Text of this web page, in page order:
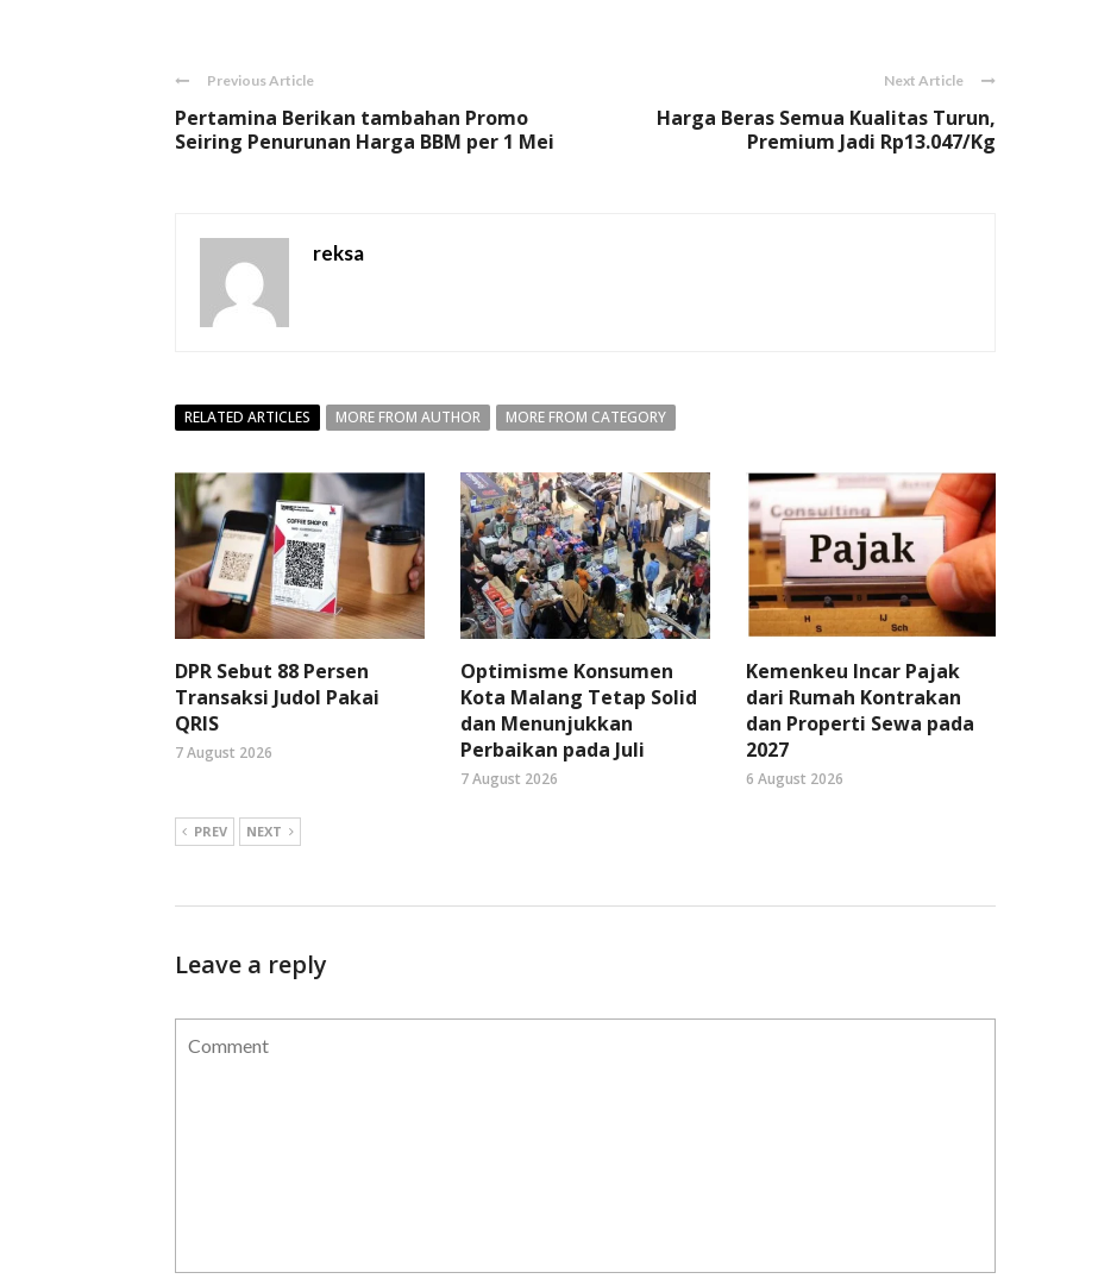
Previous Article
Pertamina Berikan tambahan Promo
Seiring Penurunan Harga BBM per 1 Mei
Next Article
Harga Beras Semua Kualitas Turun,
Premium Jadi Rp13.047/Kg
reksa
RELATED ARTICLES MORE FROM AUTHOR MORE FROM CATEGORY
DPR Sebut 88 Persen
Transaksi Judol Pakai
QRIS
7 August 2026
Optimisme Konsumen
Kota Malang Tetap Solid
dan Menunjukkan
Perbaikan pada Juli
7 August 2026
Kemenkeu Incar Pajak
dari Rumah Kontrakan
dan Properti Sewa pada
2027
6 August 2026
PREV NEXT
Leave a reply